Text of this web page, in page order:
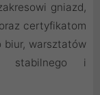
gniazd,
certyfikatom
biur, warsztatów
stabilnego i